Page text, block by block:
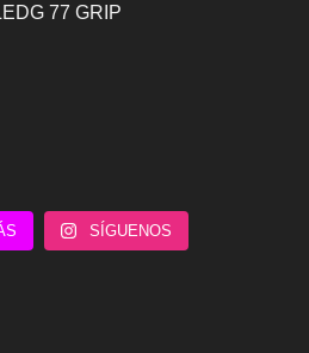
77 GRIP
SÍGUENOS